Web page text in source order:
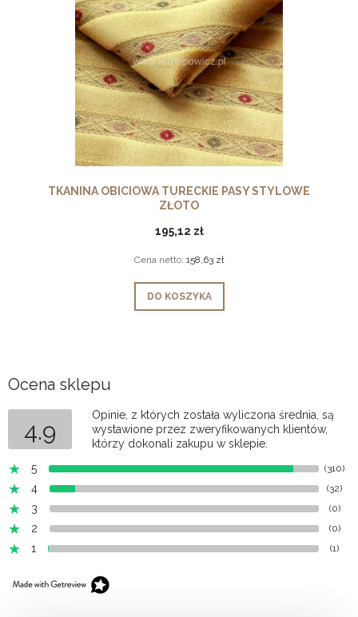
TKANINA OBICIOWA TURECKIE PASY STYLOWE
ZŁOTO
195,12 zł
Cena netto: 158,63 zł
DO KOSZYKA
Ocena sklepu
4.9
Opinie, z których została wyliczona średnia, są
wystawione przez zweryfikowanych klientów,
którzy dokonali zakupu w sklepie.
5
(310)
4 (32)
3 (0)
2 (0)
1 (1)